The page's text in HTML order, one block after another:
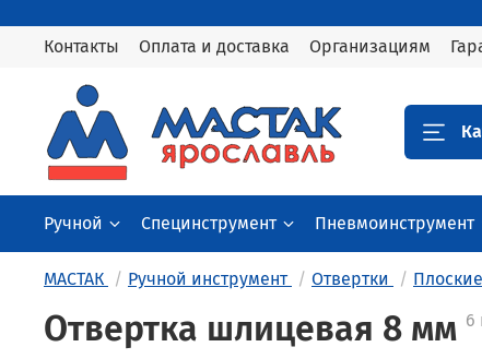
Контакты
Оплата и доставка Организациям
Ручной Специнструмент Пневмоинструмент
МАСТАК Ручной инструмент Отвертки Плоские
Отвертка шлицевая 8 мм 6